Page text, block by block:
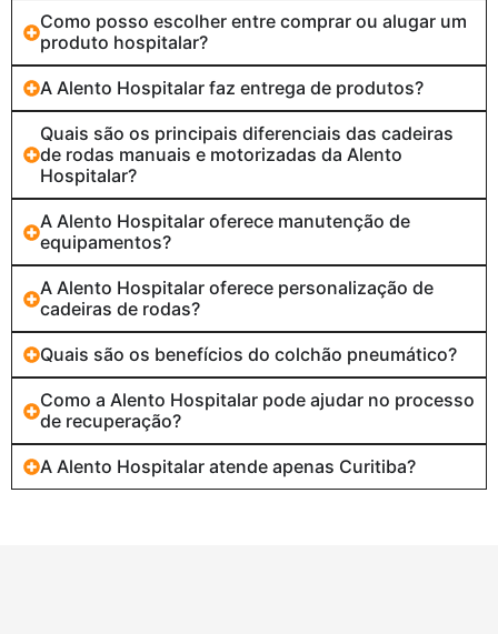
Como posso escolher entre comprar ou alugar um
produto hospitalar?
A Alento Hospitalar faz entrega de produtos?
Quais são os principais diferenciais das cadeiras
de rodas manuais e motorizadas da Alento
Hospitalar?
A Alento Hospitalar oferece manutenção de
equipamentos?
A Alento Hospitalar oferece personalização de
cadeiras de rodas?
Quais são os benefícios do colchão pneumático?
Como a Alento Hospitalar pode ajudar no processo
de recuperação?
A Alento Hospitalar atende apenas Curitiba?